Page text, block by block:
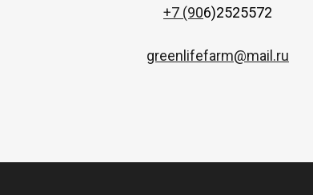
+7 (906)2525572
greenlifefarm@mail.ru